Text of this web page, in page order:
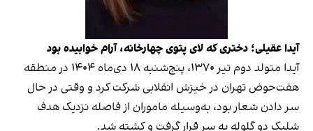
آیدا عقیلی؛ دختری که لای پتوی چهارخانه، آرام خوابیده بود
آیدا متولد دوم تیر ۱۳۷۰، پنج‌شنبه ۱۸ دی‌ماه ۱۴۰۴ در منطقه
هفت‌حوض تهران در خیزش انقلابی شرکت کرد و وقتی در حال
سر دادن شعار بود، به‌وسیله ماموران از فاصله نزدیک هدف
شلیک دو گلوله به سر قرار گرفت و کشته شد.